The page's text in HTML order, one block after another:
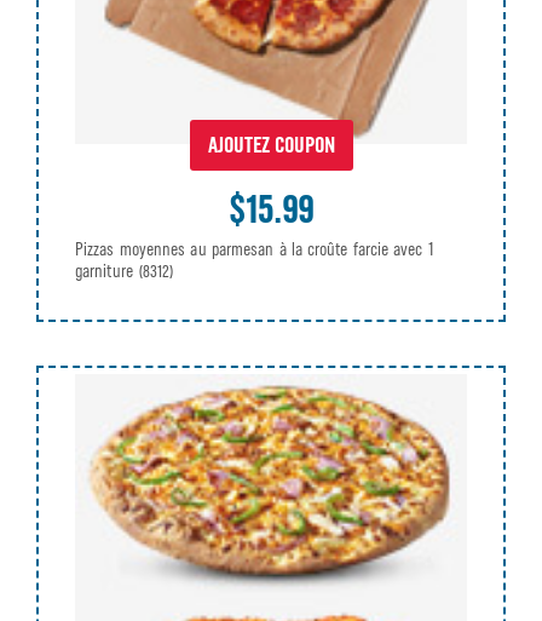
AJOUTEZ COUPON
$15.99
Pizzas moyennes au parmesan à la croûte farcie avec 1
garniture (8312)